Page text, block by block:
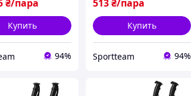
₴/пара
Купить
94%
513₴/пара
Купить
Sportteam 94%